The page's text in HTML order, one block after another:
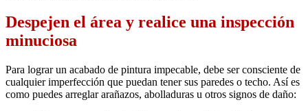
Despejen el área y realice una inspección
minuciosa
Para lograr un acabado de pintura impecable, debe ser consciente de
cualquier imperfección que puedan tener sus paredes o techo. Así es
como puedes arreglar arañazos, abolladuras u otros signos de daño: